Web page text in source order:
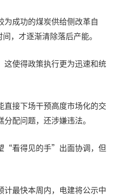
成功的煤炭供给侧改革自
，才逐渐清除落后产能。
这使得政策执行更为迅速和统
接下场干预高度市场化的交
配问题，还涉嫌违法。
“看得见的手”出面协调，但
计最快本周内，电建将公示中